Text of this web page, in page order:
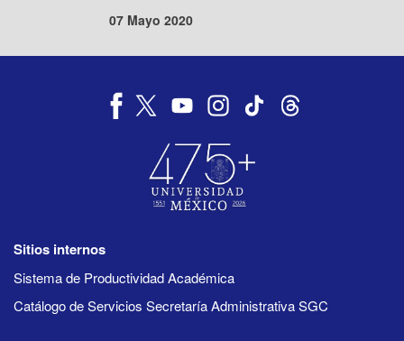
07 Mayo 2020
Sitios internos
Sistema de Productividad Académica
Catálogo de Servicios Secretaría Administrativa SGC